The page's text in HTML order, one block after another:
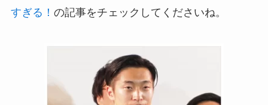
すぎる！ の記事をチェックしてくださいね。